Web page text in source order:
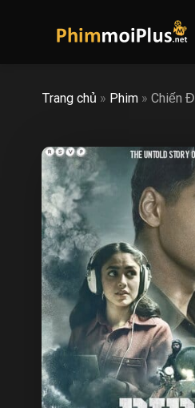
Trang chủ » Phim » Chiến